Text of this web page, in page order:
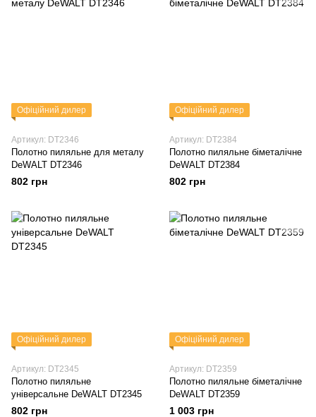
Офіційний дилер
Артикул: DT2346
Полотно пиляльне для металу
DeWALT DT2346
802 грн
Офіційний дилер
Артикул: DT2384
Полотно пиляльне біметалічне
DeWALT DT2384
802 грн
Офіційний дилер
Артикул: DT2345
Полотно пиляльне
універсальне DeWALT DT2345
802 грн
Офіційний дилер
Артикул: DT2359
Полотно пиляльне біметалічне
DeWALT DT2359
1 003 грн